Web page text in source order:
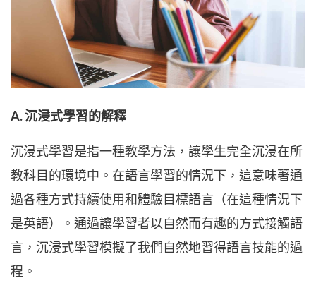
A. 沉浸式學習的解釋
沉浸式學習是指一種教學方法，讓學生完全沉浸在所
教科目的環境中。在語言學習的情況下，這意味著通
過各種方式持續使用和體驗目標語言（在這種情況下
是英語）。通過讓學習者以自然而有趣的方式接觸語
言，沉浸式學習模擬了我們自然地習得語言技能的過
程。